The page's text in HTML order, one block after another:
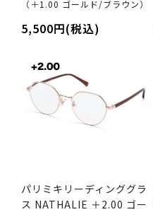
（＋1.00 ゴールド/ブラウン）
5,500円(税込)
パリミキリーディンググラ
ス NATHALIE ＋2.00 ゴー